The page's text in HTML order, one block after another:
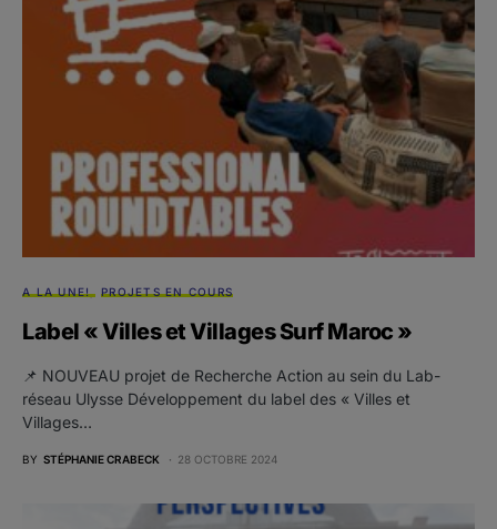
A LA UNE! PROJETS EN COURS
Label « Villes et Villages Surf Maroc »
📌 NOUVEAU projet de Recherche Action au sein du Lab-
réseau Ulysse Développement du label des « Villes et
Villages…
BY STÉPHANIE CRABECK 28 OCTOBRE 2024